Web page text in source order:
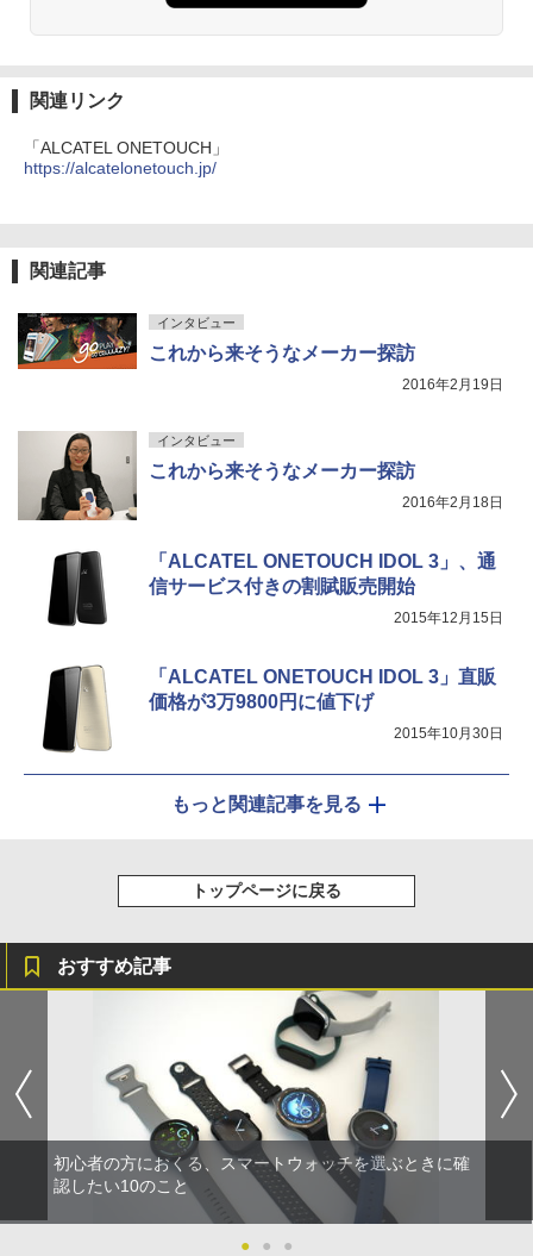
関連リンク
「ALCATEL ONETOUCH」
https://alcatelonetouch.jp/
関連記事
インタビュー
これから来そうなメーカー探訪
2016年2月19日
インタビュー
これから来そうなメーカー探訪
2016年2月18日
「ALCATEL ONETOUCH IDOL 3」、通
信サービス付きの割賦販売開始
2015年12月15日
「ALCATEL ONETOUCH IDOL 3」直販
価格が3万9800円に値下げ
2015年10月30日
もっと関連記事を見る
トップページに戻る
おすすめ記事
初心者の方におくる、スマートウォッチを選ぶときに確
認したい10のこと
● ● ●